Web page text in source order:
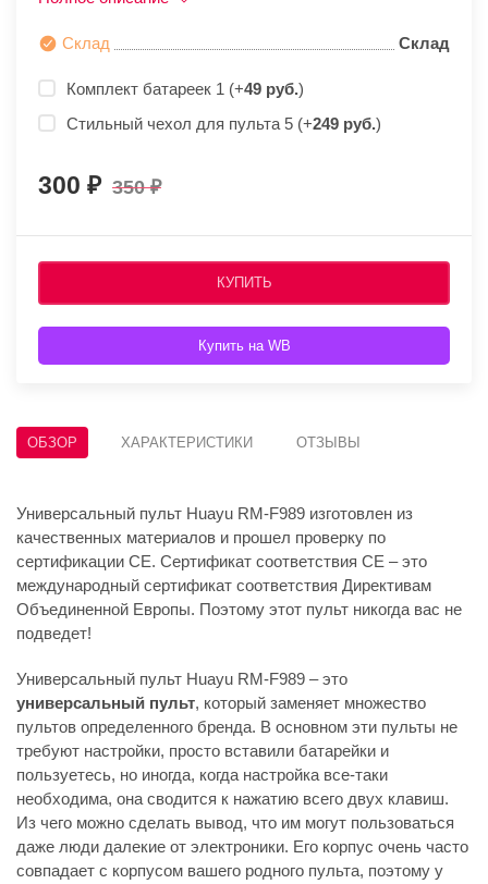
Склад Склад
Комплект батареек 1 (+49 руб.)
Стильный чехол для пульта 5 (+249 руб.)
300 350
КУПИТЬ
Купить на WB
ОБЗОР ХАРАКТЕРИСТИКИ ОТЗЫВЫ
Универсальный пульт Huayu RM-F989 изготовлен из
качественных материалов и прошел проверку по
сертификации CE. Сертификат соответствия СЕ – это
международный сертификат соответствия Директивам
Объединенной Европы. Поэтому этот пульт никогда вас не
подведет!
Универсальный пульт Huayu RM-F989 – это
универсальный пульт, который заменяет множество
пультов определенного бренда. В основном эти пульты не
требуют настройки, просто вставили батарейки и
пользуетесь, но иногда, когда настройка все-таки
необходима, она сводится к нажатию всего двух клавиш.
Из чего можно сделать вывод, что им могут пользоваться
даже люди далекие от электроники. Его корпус очень часто
совпадает с корпусом вашего родного пульта, поэтому у